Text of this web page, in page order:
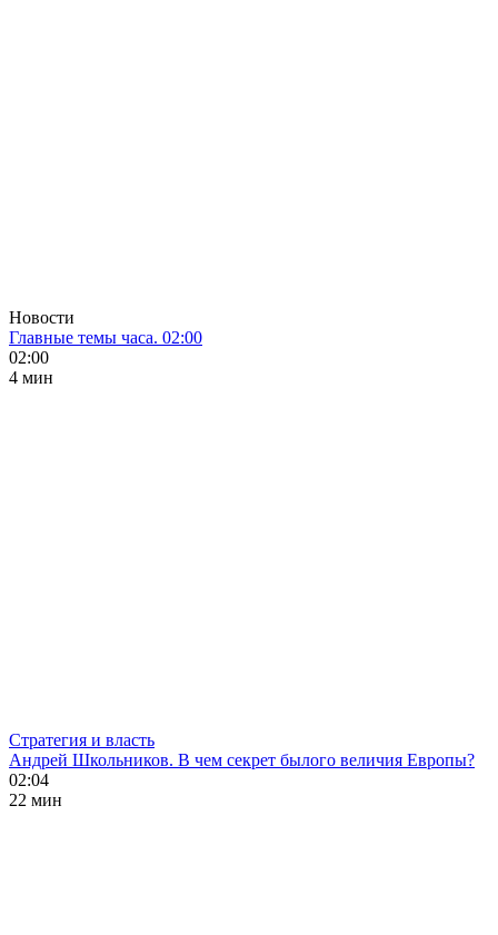
Новости
Главные темы часа. 02:00
02:00
4 мин
Стратегия и власть
Андрей Школьников. В чем секрет былого величия Европы?
02:04
22 мин